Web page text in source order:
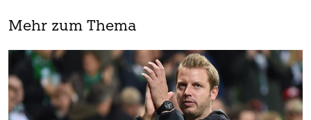
Mehr zum Thema